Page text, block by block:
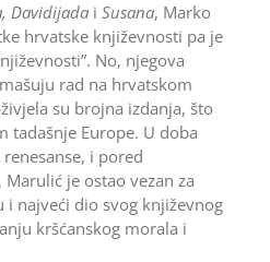
Davidijada i Susana, Marko
hrvatske književnosti pa je
No, njegova
rad na hrvatskom
su brojna izdanja, što
tadašnje Europe. U doba
i pored
je ostao vezan za
najveći dio svog književnog
kršćanskog morala i